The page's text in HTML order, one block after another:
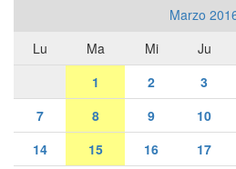
Marzo
Lu
Ma Mi Ju
1
2 3
7
8 9 10
14
15 16 17